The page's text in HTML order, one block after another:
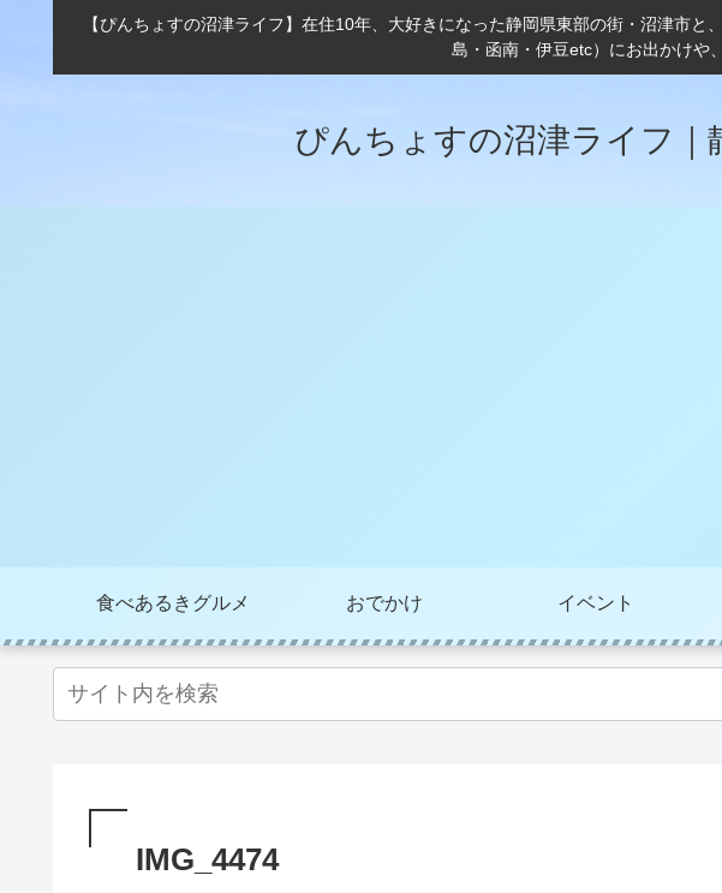
【ぴんちょすの沼津ライフ】在住10年、大好きになった静岡県東部の街・沼津市
島・函南・伊豆etc）にお出かけや
ぴんちょすの沼津ライフ
食べあるきグルメ おでかけ イベント
IMG_4474